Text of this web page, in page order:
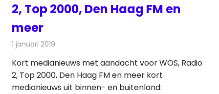
2, Top 2000, Den Haag FM en
meer
1 januari 2019
Kort medianieuws met aandacht voor WOS, Radio
2, Top 2000, Den Haag FM en meer kort
medianieuws uit binnen- en buitenland: